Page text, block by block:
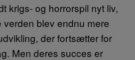
krigs- og horrorspil nyt liv,
blev endnu mere
der fortsætter for
Men deres succes er